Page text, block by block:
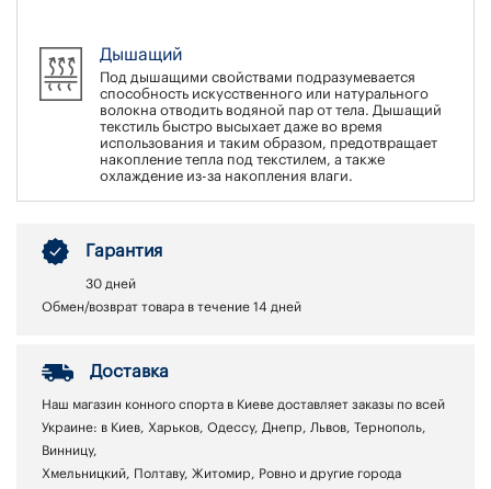
Дышащий
Под дышащими свойствами подразумевается
способность искусственного или натурального
волокна отводить водяной пар от тела. Дышащий
текстиль быстро высыхает даже во время
использования и таким образом, предотвращает
накопление тепла под текстилем, а также
охлаждение из-за накопления влаги.
Гарантия
30 дней
Обмен/возврат товара в течение 14 дней
Доставка
Наш магазин конного спорта в Киеве доставляет заказы по всей
Украине: в Киев, Харьков, Одессу, Днепр, Львов, Тернополь,
Винницу,
Хмельницкий, Полтаву, Житомир, Ровно и другие города